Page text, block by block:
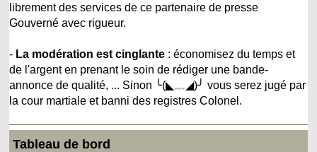
librement des services de ce partenaire de presse
Gouverné avec rigueur.
- La modération est cinglante : économisez du temps et
de l'argent en prenant le soin de rédiger une bande-
annonce de qualité, ... Sinon ╰(◣﹏◢)╯ vous serez jugé par
la cour martiale et banni des registres Colonel.
Tableau de bord